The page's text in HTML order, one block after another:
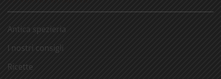
Antica spezieria
I nostri consigli
Ricette